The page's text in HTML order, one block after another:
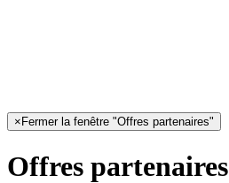
× Fermer la fenêtre "Offres partenaires"
Offres partenaires